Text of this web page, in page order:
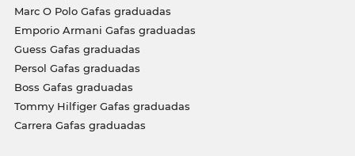
Marc O Polo Gafas graduadas
Emporio Armani Gafas graduadas
Guess Gafas graduadas
Persol Gafas graduadas
Boss Gafas graduadas
Tommy Hilfiger Gafas graduadas
Carrera Gafas graduadas